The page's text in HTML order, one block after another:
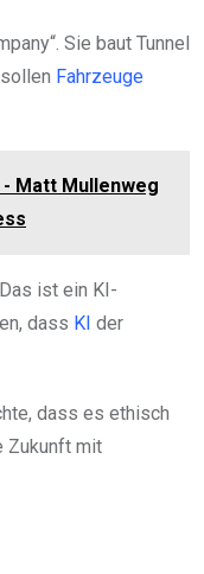
Sie baut Tunnel
Fahrzeuge
Matt Mullenweg
ist ein KI-
dass KI der
dass es ethisch
Zukunft mit